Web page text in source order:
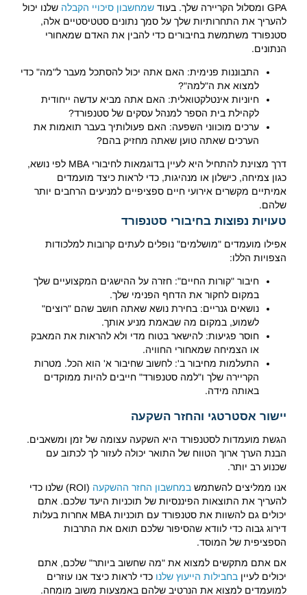
GPA ומסלול הקריירה שלך. בעוד
שמחשבון סיכויי הקבלה שלנו יכול
להעריך את התחרותיות שלך על סמך נתונים סטטיסטיים אלה,
סטנפורד משתמשת בחיבורים כדי להבין את האדם שמאחורי
הנתונים.
התבוננות פנימית: האם אתה יכול להסתכל מעבר ל"מה" כדי
למצוא את ה"למה"?
חיוניות אינטלקטואלית: האם אתה מביא עדשה ייחודית
לקהילת בית הספר למנהל עסקים של סטנפורד?
ערכים מוכווני השפעה: האם פעולותיך בעבר תואמות את
הערכים שאתה טוען שאתה מחזיק בהם?
דרך מצוינת להתחיל היא לעיין בדוגמאות לחיבורי MBA לפי נושא,
כגון צמיחה, כישלון או מנהיגות, כדי לראות כיצד מועמדים
אמיתיים מקשרים אירועי חיים ספציפיים למניעים הרחבים יותר
שלהם.
טעויות נפוצות בחיבורי סטנפורד
אפילו מועמדים "מושלמים" נופלים לעתים קרובות למלכודות
הצפויות הללו:
חיבור "קורות החיים": חזרה על ההישגים המקצועיים שלך
במקום לחקור את הדחף הפנימי שלך.
נושאים גנריים: בחירת נושא שאתה חושב שהם "רוצים"
לשמוע, במקום מה שבאמת מניע אותך.
חוסר פגיעות: להישאר בטוח מדי ולא להראות את המאבק
או הצמיחה שמאחורי החוויה.
התעלמות מחיבור ב': לחשוב שחיבור א' הוא הכל. מטרות
הקריירה שלך ו"למה סטנפורד" חייבים להיות ממוקדים
באותה מידה.
יישור אסטרטגי והחזר השקעה
הגשת מועמדות לסטנפורד היא השקעה עצומה של זמן ומשאבים.
הבנת הערך ארוך הטווח של התואר יכולה לעזור לך לכתוב עם
שכנוע רב יותר.
אנו ממליצים להשתמש במחשבון החזר ההשקעה
(ROI) שלנו כדי
להעריך את התוצאות הפיננסיות של תוכניות היעד שלכם. אתם
יכולים גם להשוות את סטנפורד עם תוכניות MBA אחרות בעלות
דירוג גבוה כדי לוודא שהסיפור שלכם תואם את התרבות
הספציפית של המוסד.
אם אתם מתקשים למצוא את "מה שחשוב ביותר" שלכם, אתם
יכולים לעיין בחבילות הייעוץ שלנו כדי לראות כיצד אנו עוזרים
למועמדים למצוא את הנרטיב שלהם באמצעות משוב מומחה.